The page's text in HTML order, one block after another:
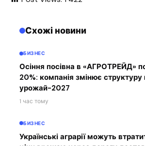
Схожі новини
БИЗНЕС
Осіння посівна в «АГРОТРЕЙД»
20%: компанія змінює структуру
урожай-2027
1 час тому
БИЗНЕС
Українські аграрії можуть